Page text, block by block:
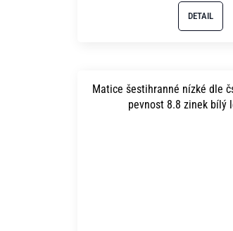
DETAIL
Matice šestihranné nízké dle čsn